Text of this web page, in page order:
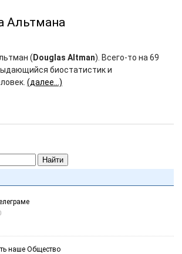
Альтмана
( Douglas Altman). Всего-то на 69
биостатистик и
(далее…)
Найти
наше Общество